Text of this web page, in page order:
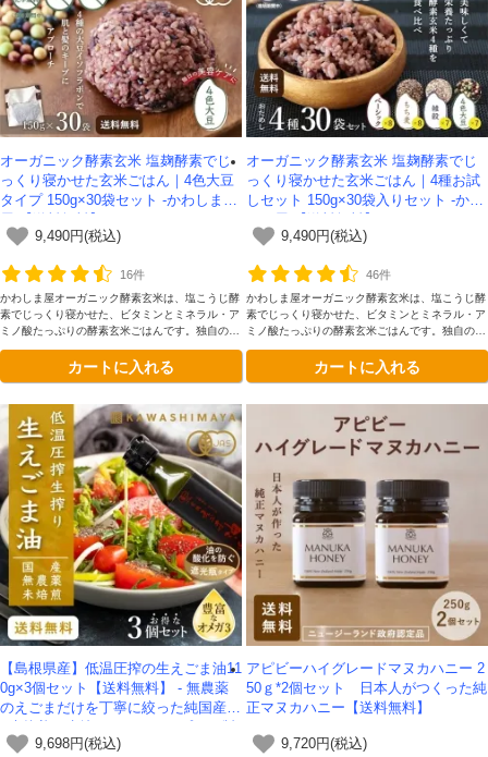
オーガニック酵素玄米 塩麹酵素でじ
っくり寝かせた玄米ごはん｜4色大豆
タイプ 150g×30袋セット -かわしま
9,490円(税込)
16件
かわしま屋オーガニック酵素玄米は、塩こうじ酵
素でじっくり寝かせた、ビタミンとミネラル・ア
ミノ酸たっぷりの酵素玄米ごはんです。独自の二
4種類の大豆入りですカートに入れる
オーガニック酵素玄米 塩麹酵素でじ
っくり寝かせた玄米ごはん｜4種お試
しセット 150g×30袋入りセット -かわ
9,490円(税込)
46件
かわしま屋オーガニック酵素玄米は、塩こうじ酵
素でじっくり寝かせた、ビタミンとミネラル・ア
ミノ酸たっぷりの酵素玄米ごはんです。独自の二
ベーシック×8袋、もち麦タイプ×8袋、雑穀タイ
プ×7袋、4色大豆×7袋、30袋入りです。
カートに入れる
【島根県産】低温圧搾の生えごま油11
0g×3個セット【送料無料】 - 無農薬
のえごまだけを丁寧に絞った純国産油
法｜有機JAS認定
9,698円(税込)
アピビーハイグレードマヌカハニー 2
50ｇ*2個セット 日本人がつくった純
正マヌカハニー【送料無料】
9,720円(税込)